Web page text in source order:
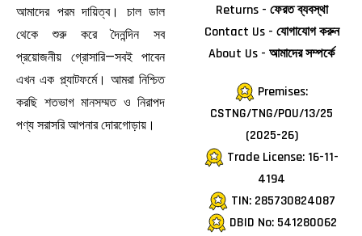
আমাদের পরম দায়িত্ব। চাল ডাল
থেকে শুরু করে দৈনন্দিন সব
প্রয়োজনীয় গ্রোসারি—সবই পাবেন
এখন এক প্ল্যাটফর্মে। আমরা নিশ্চিত
করছি শতভাগ মানসম্মত ও নিরাপদ
পণ্য সরাসরি আপনার দোরগোড়ায়।
Returns - ফেরত ব্যবস্থা
Contact Us - যোগাযোগ করুন
About Us - আমাদের সম্পর্কে
Premises:
CSTNG/TNG/POU/13/25
(2025-26)
Trade License: 16-11-
4194
TIN: 285730824087
DBID No: 541280062